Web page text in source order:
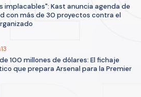
implacables": Kast anuncia agenda de
con más de 30 proyectos contra el
100 millones de dólares: El fichaje
que prepara Arsenal para la Premier